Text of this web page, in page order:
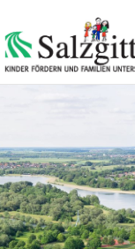
Zum Hauptinhalt